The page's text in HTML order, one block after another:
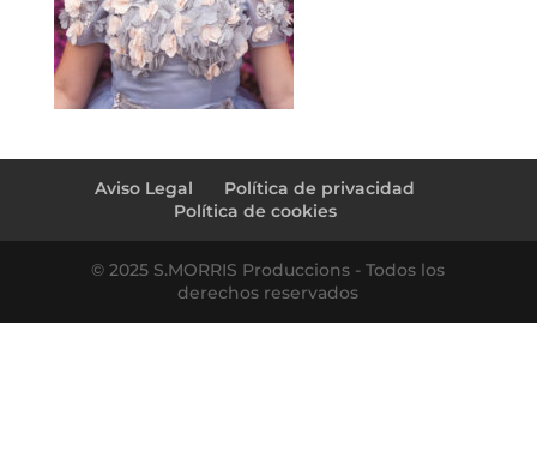
Aviso Legal
Política de privacidad
Política de cookies
© 2025 S.MORRIS Produccions - Todos los
derechos reservados